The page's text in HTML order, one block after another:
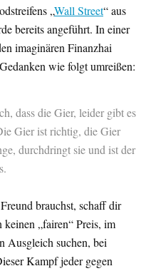
„Wall Street“ aus
bereits angeführt. In einer
imaginären Finanzhai
wie folgt umreißen:
dass die Gier, leider gibt es
Gier ist richtig, die Gier
durchdringt sie und ist der
brauchst, schaff dir
„fairen“ Preis, im
Ausgleich suchen, bei
Kampf jeder gegen